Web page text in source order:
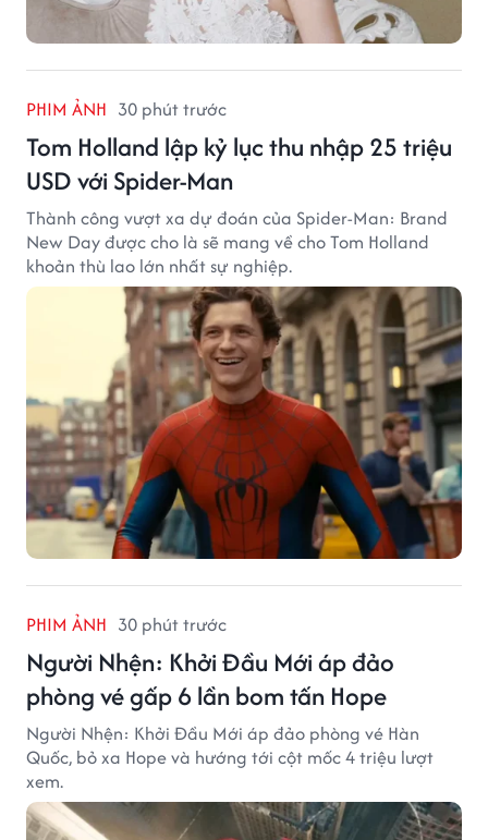
PHIM ẢNH 30 phút trước
Tom Holland lập kỷ lục thu nhập 25 triệu
USD với Spider-Man
Thành công vượt xa dự đoán của Spider-Man: Brand
New Day được cho là sẽ mang về cho Tom Holland
khoản thù lao lớn nhất sự nghiệp.
PHIM ẢNH 30 phút trước
Người Nhện: Khởi Đầu Mới áp đảo
phòng vé gấp 6 lần bom tấn Hope
Người Nhện: Khởi Đầu Mới áp đảo phòng vé Hàn
Quốc, bỏ xa Hope và hướng tới cột mốc 4 triệu lượt
xem.